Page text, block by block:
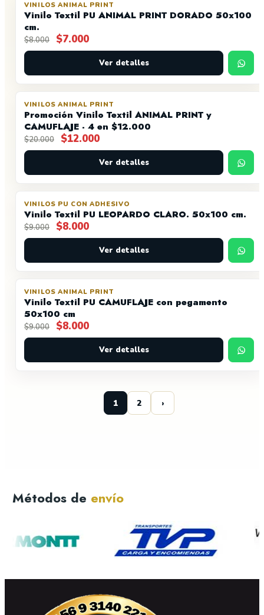
OFERTA
VINILOS ANIMAL PRINT
Vinilo Textil PU ANIMAL PRINT DORADO 50x100
cm.
$8.000
El
precio
era:
$7.000El
precio
actual
es:
Ver detalles
OFERTA
VINILOS ANIMAL PRINT
Promoción Vinilo Textil ANIMAL PRINT y
CAMUFLAJE - 4 en $12.000
$20.000
El
precio
original
era:
$12.000El
precio
actual
es:
Ver detalles
OFERTA
VINILOS PU CON ADHESIVO
Vinilo Textil PU LEOPARDO CLARO. 50x100 cm.
$9.000
El
precio
era:
$8.000El
precio
actual
es:
Ver detalles
OFERTA
VINILOS ANIMAL PRINT
Vinilo Textil PU CAMUFLAJE con pegamento
50x100 cm
$9.000
El
precio
era:
$8.000El
precio
actual
es:
Ver detalles
1 2 ›
Métodos de envío